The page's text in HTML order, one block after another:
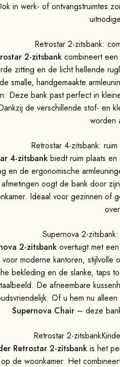
in werk- of ontvangstruimtes
Retrostar 2-zitsbank:
2-zitsbank combineert
zitting en de licht hellende
smalle, handgemaakte
Deze bank past perfect in
de verschillende stof- en
worden
Retrostar 4-zitsbank:
4-zitsbankbiedt ruim plaats
en de ergonomische
oogt de bank door
Ideaal voor gezinnen of
Supernova 2-
2-zitsbankovertuigt met een
moderne kantoren, stijlvolle
bekleding en de slanke, taps
De afneembare
Of u hem nu
Supernova Chair– deze
Retrostar 2-
Retrostar 2-zitsbank is het
de woonkamer. Het